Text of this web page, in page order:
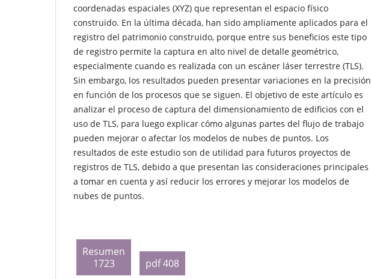
coordenadas espaciales (XYZ) que representan el espacio físico
construido. En la última década, han sido ampliamente aplicados para el
registro del patrimonio construido, porque entre sus beneficios este tipo
de registro permite la captura en alto nivel de detalle geométrico,
especialmente cuando es realizada con un escáner láser terrestre (TLS).
Sin embargo, los resultados pueden presentar variaciones en la precisión
en función de los procesos que se siguen. El objetivo de este artículo es
analizar el proceso de captura del dimensionamiento de edificios con el
uso de TLS, para luego explicar cómo algunas partes del flujo de trabajo
pueden mejorar o afectar los modelos de nubes de puntos. Los
resultados de este estudio son de utilidad para futuros proyectos de
registros de TLS, debido a que presentan las consideraciones principales
a tomar en cuenta y así reducir los errores y mejorar los modelos de
nubes de puntos.
Resumen
1723
pdf 408